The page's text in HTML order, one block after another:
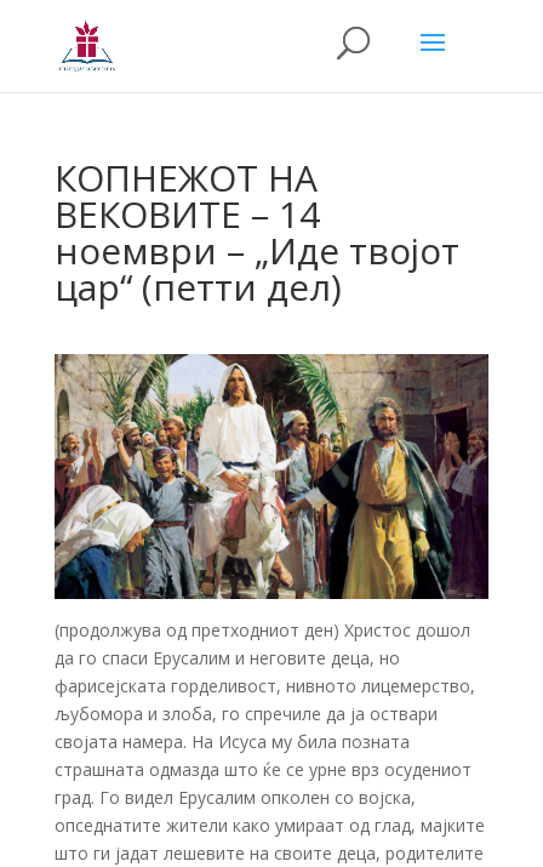
КОПНЕЖОТ НА
ВЕКОВИТЕ – 14
ноември – „Иде твојот
цар“ (петти дел)
(продолжува од претходниот ден) Христос дошол
да го спаси Ерусалим и неговите деца, но
фарисејската горделивост, нивното лицемерство,
љубомора и злоба, го спречиле да ја оствари
својата намера. На Исуса му била позната
страшната одмазда што ќе се урне врз осудениот
град. Го видел Ерусалим опколен со војска,
опседнатите жители како умираат од глад, мајките
што ги јадат лешевите на своите деца, родителите